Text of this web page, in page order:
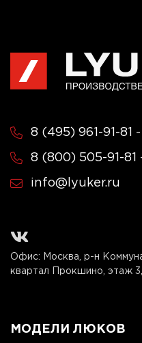
8 (495) 961-91-81
8 (800) 505-91-81
info@lyuker.ru
Офис: Москва, р-н
квартал Прокшино, этаж
МОДЕЛИ ЛЮКОВ